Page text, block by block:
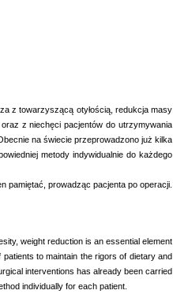
z towarzyszącą otyłością, redukcja masy
z niechęci pacjentów do utrzymywania
na świecie przeprowadzono już kilka
metody indywidualnie do każdego
pamiętać, prowadząc pacjenta po operacji.
weight reduction is an essential element
to maintain the rigors of dietary and
interventions has already been carried
individually for each patient.